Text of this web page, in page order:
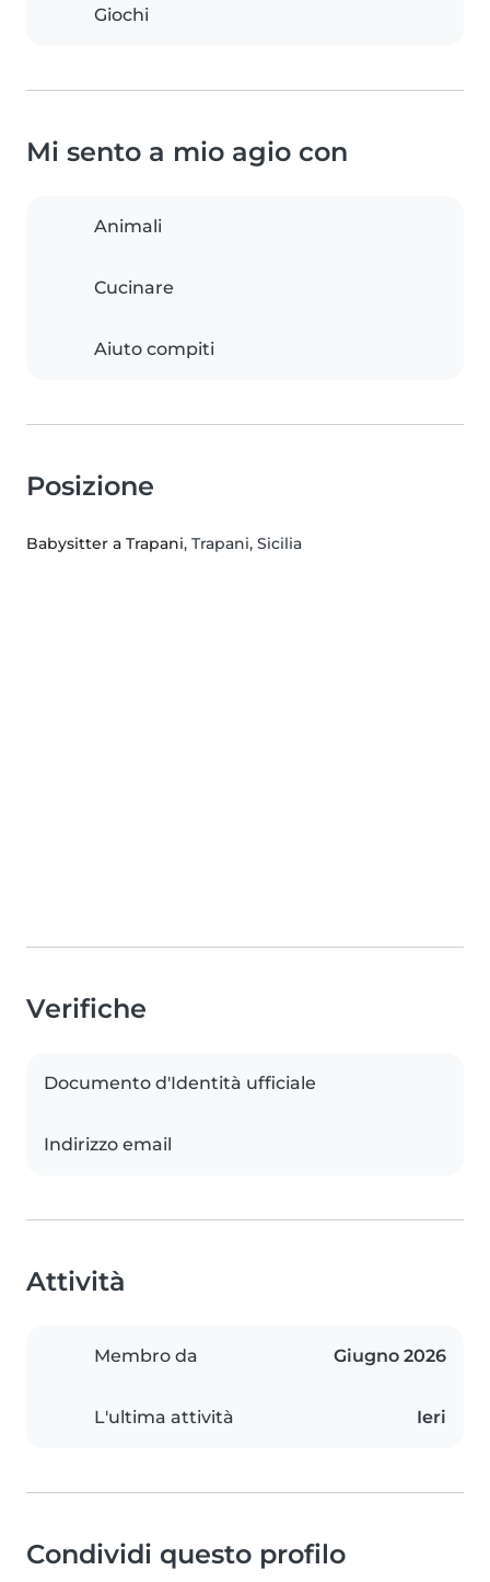
Giochi
Mi sento a mio agio con
Animali
Cucinare
Aiuto compiti
Posizione
Babysitter a Trapani, Trapani, Sicilia
Verifiche
Documento d'Identità ufficiale
Indirizzo email
Attività
Membro da Giugno 2026
L'ultima attività Ieri
Condividi questo profilo